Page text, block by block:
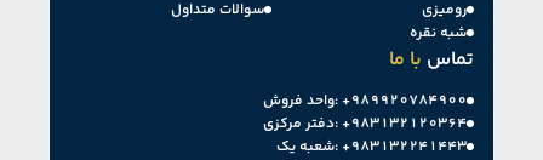
سوالات متداول
رومیزی
شبه نقره
تماس با ما
واحد فروش:+۹۸۹۹۲۰۷۸۴۹۰۰
دفتر مرکزی:+۹۸۳۱۳۲۱۲۰۳۶۴
شعبه یک:+۹۸۳۱۳۲۲۴۱۴۴۳